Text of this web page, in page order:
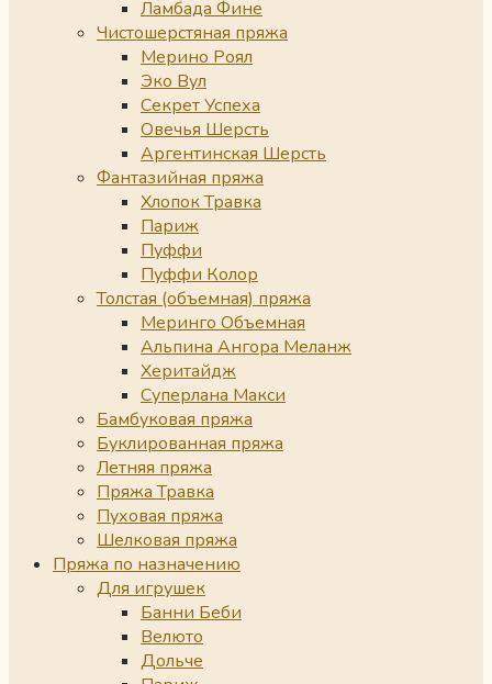
Ламбада Фине
Чистошерстяная пряжа
Мерино Роял
Эко Вул
Секрет Успеха
Овечья Шерсть
Аргентинская Шерсть
Фантазийная пряжа
Хлопок Травка
Париж
Пуффи
Пуффи Колор
Толстая (объемная) пряжа
Меринго Объемная
Альпина Ангора Меланж
Херитайдж
Суперлана Макси
Бамбуковая пряжа
Буклированная пряжа
Летняя пряжа
Пряжа Травка
Пуховая пряжа
Шелковая пряжа
Пряжа по назначению
Для игрушек
Банни Беби
Велюто
Дольче